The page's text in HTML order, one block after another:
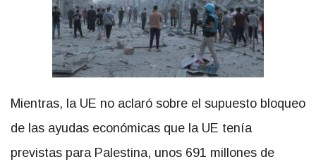
Mientras, la UE no aclaró sobre el supuesto bloqueo
de las ayudas económicas que la UE tenía
previstas para Palestina, unos 691 millones de